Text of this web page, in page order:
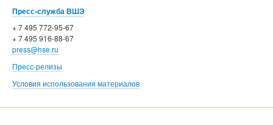
Пресс-служба ВШЭ
+ 7 495 772-95-67
+ 7 495 916-88-67
press@hse.ru
Пресс-релизы
Условия использования материалов